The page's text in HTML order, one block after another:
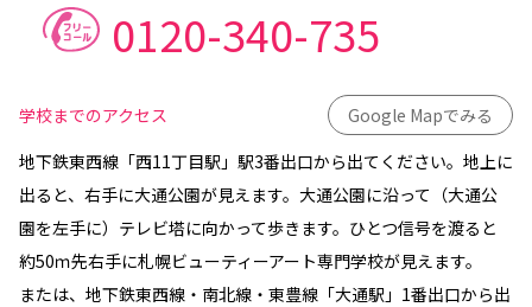
0120-340-735
学校までのアクセス
Google Mapでみる
地下鉄東西線「西11丁目駅」駅3番出口から出てください。地上に
出ると、右手に大通公園が見えます。大通公園に沿って（大通公
園を左手に）テレビ塔に向かって歩きます。ひとつ信号を渡ると
約50ｍ先右手に札幌ビューティーアート専門学校が見えます。
または、地下鉄東西線・南北線・東豊線「大通駅」1番出口から出